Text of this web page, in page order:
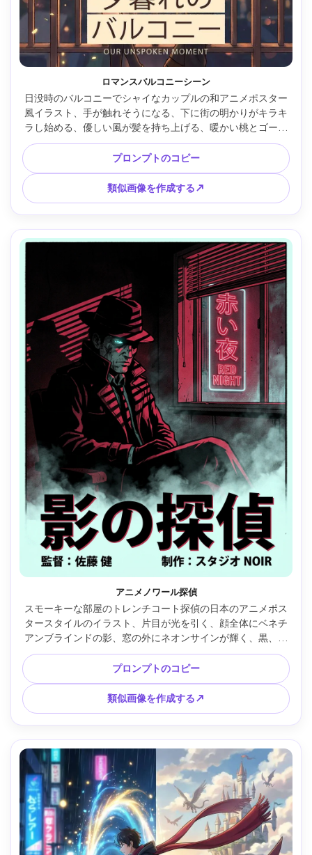
ロマンスバルコニーシーン
日没時のバルコニーでシャイなカップルの和アニメポスター
風イラスト、手が触れそうになる、下に街の明かりがキラキ
ラし始める、優しい風が髪を持ち上げる、暖かい桃とゴール
ドのパレット、繊細なハイライトが施されたソフトセルシェ
ーディング、ボケのようなキラキラドット（イラストあ
り）、ロマンチックなキャッチフレーズエリアと大きなタイ
トルブロックを備えたすっきりとしたポスター構成、85mm
レンズ、浅い被写界深度 --ar 4:5
プロンプトのコピー
類似画像を作成する↗
アニメノワール探偵
スモーキーな部屋のトレンチコート探偵の日本のアニメポス
タースタイルのイラスト、片目が光を引く、顔全体にベネチ
アンブラインドの影、窓の外にネオンサインが輝く、黒、深
紅、シアンの限られたパレット、シャープなグラフィック形
状、映画のようなコントラスト、下半分に大胆なタイトル、
最小限のクレジット、スタイリッシュなミステリーキービジ
ュアル、85mmレンズ、浅い被写界深度 --ar 4:5
プロンプトのコピー
類似画像を作成する↗